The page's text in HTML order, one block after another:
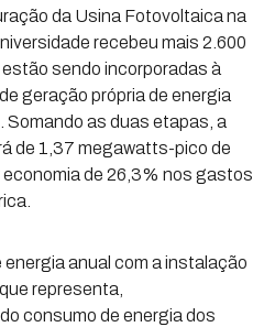
da Usina Fotovoltaica na
recebeu mais 2.600
sendo incorporadas à
geração própria de energia
as duas etapas, a
de 1,37 megawatts-pico de
de 26,3% nos gastos
anual com a instalação
representa,
consumo de energia dos